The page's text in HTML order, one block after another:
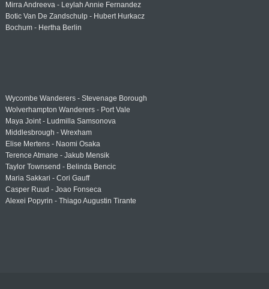
Mirra Andreeva - Leylah Annie Fernandez
Botic Van De Zandschulp - Hubert Hurkacz
Bochum - Hertha Berlin
Wycombe Wanderers - Stevenage Borough
Wolverhampton Wanderers - Port Vale
Maya Joint - Ludmilla Samsonova
Middlesbrough - Wrexham
Elise Mertens - Naomi Osaka
Terence Atmane - Jakub Mensik
Taylor Townsend - Belinda Bencic
Maria Sakkari - Cori Gauff
Casper Ruud - Joao Fonseca
Alexei Popyrin - Thiago Augustin Tirante